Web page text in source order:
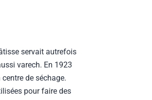
servait autrefois
varech. En 1923
de séchage.
pour faire des